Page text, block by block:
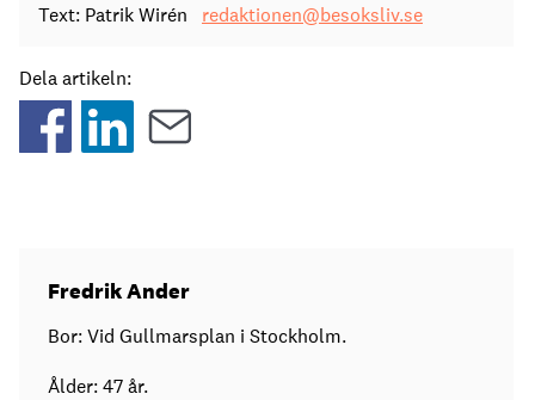
Text: Patrik Wirén redaktionen@besoksliv.se
Dela artikeln:
Fredrik Ander
Bor: Vid Gullmarsplan i Stockholm.
Ålder: 47 år.